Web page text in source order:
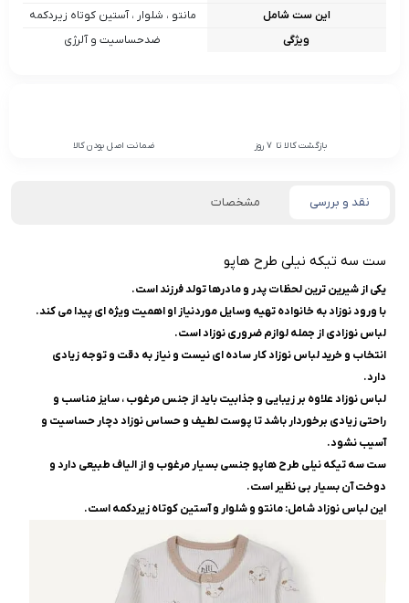
این ست شامل
مانتو ، شلوار ، آستین کوتاه زیردکمه
ویژگی
ضدحساسیت و آلرژی
بازگشت کالا تا 7 روز ضمانت اصل بودن کالا
نقد و بررسی مشخصات
ست سه تیکه نیلی طرح هاپو
یکی از شیرین ترین لحظات پدر و مادرها تولد فرزند است.
با ورود نوزاد به خانواده تهیه وسایل موردنیاز او اهمیت ویژه ای پیدا می کند.
لباس نوزادی از جمله لوازم ضروری نوزاد است.
انتخاب و خرید لباس نوزاد کار ساده ای نیست و نیاز به دقت و توجه زیادی
دارد.
لباس نوزاد علاوه بر زیبایی و جذابیت باید از جنس مرغوب ، سایز مناسب و
راحتی زیادی برخوردار باشد تا پوست لطیف و حساس نوزاد دچار حساسیت و
آسیب نشود.
ست سه تیکه نیلی طرح هاپو جنسی بسیار مرغوب و از الیاف طبیعی دارد و
دوخت آن بسیار بی نظیر است.
این لباس نوزاد شامل: مانتو و شلوار و آستین کوتاه زیردکمه است.